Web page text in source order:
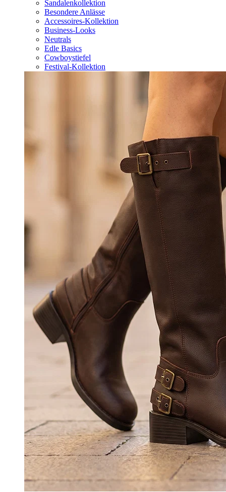
Sandalenkollektion
Besondere Anlässe
Accessoires-Kollektion
Business-Looks
Neutrals
Edle Basics
Cowboystiefel
Festival-Kollektion